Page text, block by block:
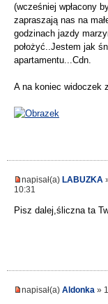
(wcześniej wpłacony
zapraszają nas na
godzinach jazdy
położyć..Jestem jak
apartamentu...Cdn.
A na koniec widoczek
napisał(a) LABUZKA
10:31
Pisz dalej,śliczna ta
napisał(a) Aldonka »